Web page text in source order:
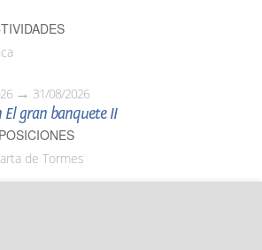
31/08/2026
El gran banquete II
de Tormes